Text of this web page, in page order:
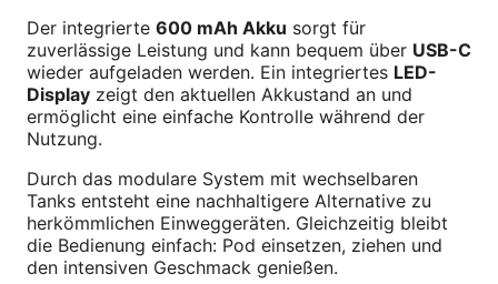
Der integrierte 600 mAh Akku sorgt für
zuverlässige Leistung und kann bequem über USB-C
wieder aufgeladen werden. Ein integriertes LED-
Display zeigt den aktuellen Akkustand an und
ermöglicht eine einfache Kontrolle während der
Nutzung.
Durch das modulare System mit wechselbaren
Tanks entsteht eine nachhaltigere Alternative zu
herkömmlichen Einweggeräten. Gleichzeitig bleibt
die Bedienung einfach: Pod einsetzen, ziehen und
den intensiven Geschmack genießen.